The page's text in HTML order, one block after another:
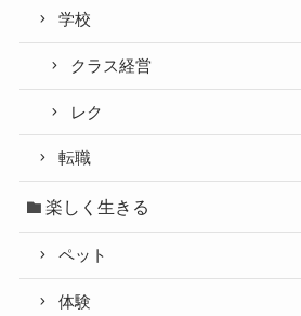
学校
クラス経営
レク
転職
楽しく生きる
ペット
体験